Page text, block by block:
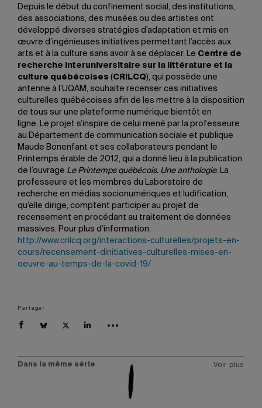
Depuis le début du confinement social, des institutions,
des associations, des musées ou des artistes ont
développé diverses stratégies d’adap­tation et mis en
œuvre d’ingénieuses initiatives permettant l’accès aux
arts et à la culture sans avoir à se déplacer. Le Centre de
recherche interuniversitaire sur la littérature et la
culture québécoises (CRILCQ), qui possède une
antenne à l’UQAM, souhaite recenser ces initiatives
culturelles québécoises afin de les mettre à la disposition
de tous sur une plateforme numérique bientôt en
ligne. Le projet s’inspire de celui mené par la professeure
au Département de communication sociale et publique
Maude Bonenfant et ses collaborateurs pendant le
Printemps érable de 2012, qui a donné lieu à la publication
de l’ouvrage Le Printemps québécois. Une anthologie. La
professeure et les membres du Laboratoire de
recherche en médias socio­nu­mé­riques et ludification,
qu’elle dirige, comptent participer au projet de
recensement en procédant au trai­te­ment de données
massives. Pour plus d’information:
http://www.crilcq.org/interactions-culturelles/projets-en-
cours/recensement-dinitiatives-culturelles-mises-en-
oeuvre-au-temps-de-la-covid-19/
Partager
Dans la même série Voir plus